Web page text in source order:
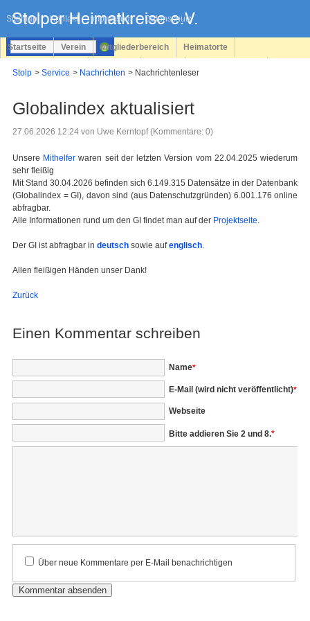
Sitemap Kontakt Impressum Datenschutz
überspringen
Startseite Verein Mitgliederbereich Heimatorte
Stolp Service Nachrichten Nachrichtenleser
Globalindex aktualisiert
27.06.2026 12:24 von Uwe Kerntopf (Kommentare: 0)
Unsere Mithelfer waren seit der letzten Version vom 22.04.2025 wiederum
sehr fleißig
Mit Stand 30.04.2026 befinden sich 6.149.315 Datensätze in der Datenbank
(Globalindex = GI), davon sind (aus Datenschutzgründen) 6.001.176 online
abfragbar.
Alle Informationen rund um den GI findet man auf der Projektseite.
Der GI ist abfragbar in deutsch sowie aufenglisch.
Allen fleißigen Händen unser Dank!
Zurück
Einen Kommentar schreiben
Pflichtfeld
Name*
Pflichtfeld
E-Mail (wird nicht veröffentlicht)*
Webseite
Bitte addieren Sie 2 und 8.*
Kommentar
Über neue Kommentare per E-Mail benachrichtigen